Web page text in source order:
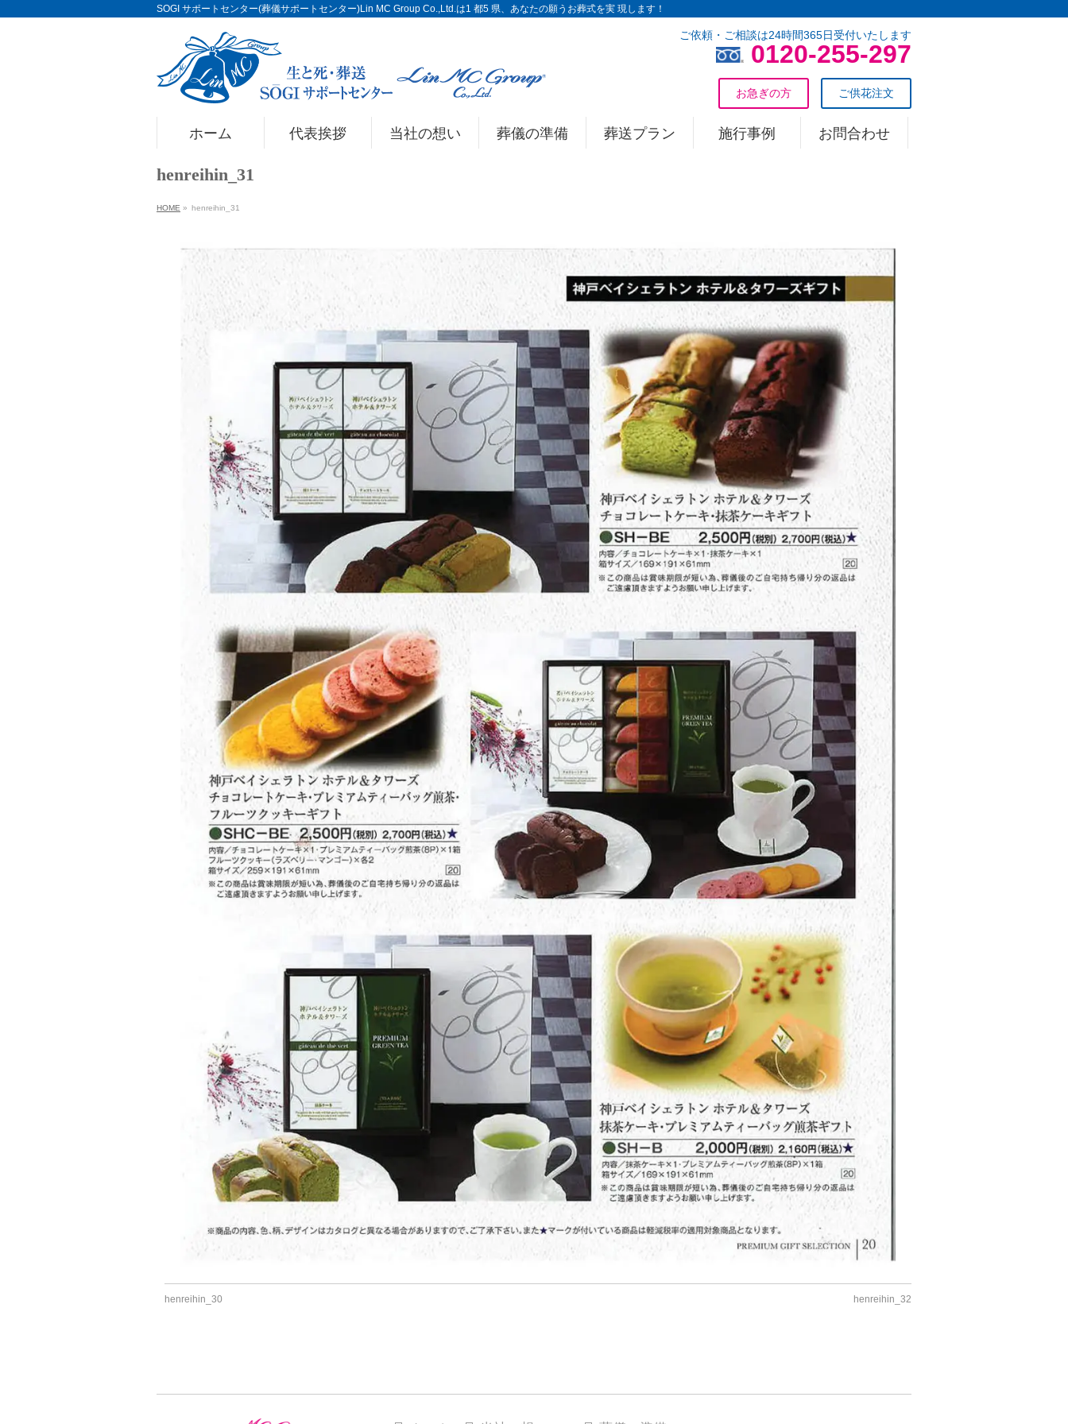
SOGI サポートセンター(葬儀サポートセンター)Lin MC Group Co.,Ltd.は1 都5 県、あなたの願うお葬式を実 現します！
ご依頼・ご相談は24時間365日受付いたします
0120-255-297
ご供花注文
お急ぎの方
ホーム 代表挨拶 当社の想い 葬儀の準備 葬送プラン 施行事例 お問合わせ
henreihin_31
HOME » henreihin_31
henreihin_30 henreihin_32